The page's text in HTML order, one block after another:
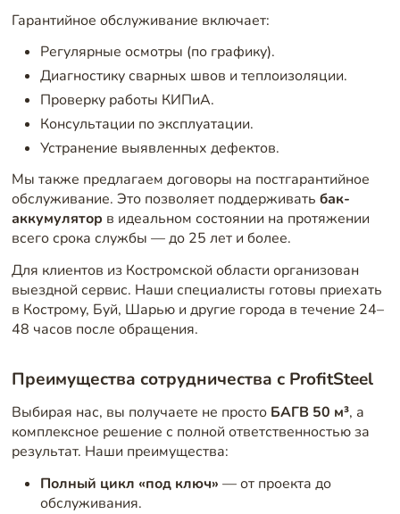
Гарантийное обслуживание включает:
Регулярные осмотры (по графику).
Диагностику сварных швов и теплоизоляции.
Проверку работы КИПиА.
Консультации по эксплуатации.
Устранение выявленных дефектов.
Мы также предлагаем договоры на постгарантийное
обслуживание. Это позволяет поддерживать бак-
аккумулятор в идеальном состоянии на протяжении
всего срока службы — до 25 лет и более.
Для клиентов из Костромской области организован
выездной сервис. Наши специалисты готовы приехать
в Кострому, Буй, Шарью и другие города в течение 24–
48 часов после обращения.
Преимущества сотрудничества с ProfitSteel
Выбирая нас, вы получаете не просто БАГВ 50 м³, а
комплексное решение с полной ответственностью за
результат. Наши преимущества:
Полный цикл «под ключ» — от проекта до
обслуживания.